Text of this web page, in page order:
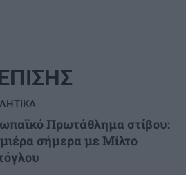
Πρωτάθλημα στίβου:
σήμερα με Μίλτο